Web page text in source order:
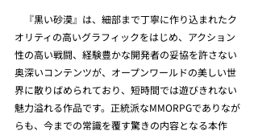
『黒い砂漠』は、細部まで丁寧に作り込まれたク
オリティの高いグラフィックをはじめ、アクション
性の高い戦闘、経験豊かな開発者の妥協を許さない
奥深いコンテンツが、オープンワールドの美しい世
界に散りばめられており、短時間では遊びきれない
魅力溢れる作品です。正統派なMMORPGでありなが
らも、今までの常識を覆す驚きの内容となる本作